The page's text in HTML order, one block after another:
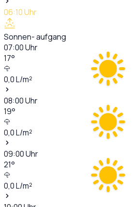
06:10Uhr
Sonnen- aufgang
07:00Uhr
17°
0,0L/m²
08:00Uhr
19°
0,0L/m²
09:00Uhr
21°
0,0L/m²